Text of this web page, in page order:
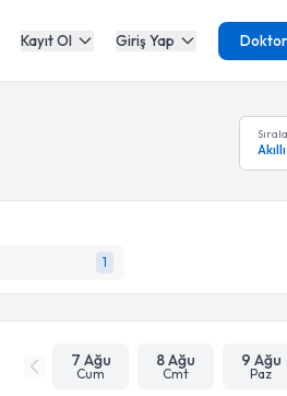
Kayıt Ol Giriş Yap Doktor
1
7 Ağu
Cum
8 Ağu
Cmt
9 Ağu
Paz